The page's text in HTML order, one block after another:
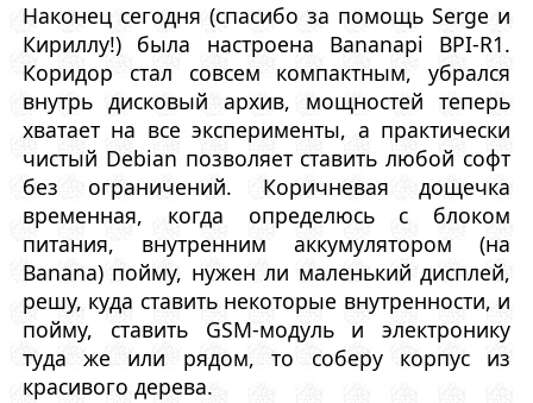
Наконец сегодня (спасибо за помощь Serge и
Кириллу!) была настроена Bananapi BPI-R1.
Коридор стал совсем компактным, убрался
внутрь дисковый архив, мощностей теперь
хватает на все эксперименты, а практически
чистый Debian позволяет ставить любой софт
без ограничений. Коричневая дощечка
временная, когда определюсь с блоком
питания, внутренним аккумулятором (на
Banana) пойму, нужен ли маленький дисплей,
решу, куда ставить некоторые внутренности, и
пойму, ставить GSM-модуль и электронику
туда же или рядом, то соберу корпус из
красивого дерева.